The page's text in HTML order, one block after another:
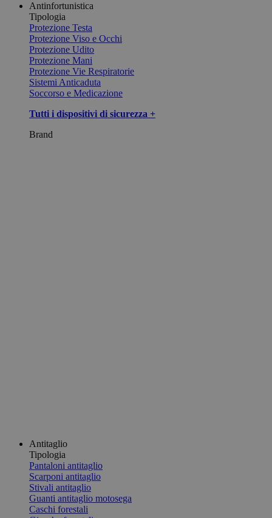
Antinfortunistica
Tipologia
Protezione Testa
Protezione Viso e Occhi
Protezione Udito
Protezione Mani
Protezione Vie Respiratorie
Sistemi Anticaduta
Soccorso e Medicazione
Tutti i dispositivi di sicurezza +
Brand
Antitaglio
Tipologia
Pantaloni antitaglio
Scarponi antitaglio
Stivali antitaglio
Guanti antitaglio motosega
Caschi forestali